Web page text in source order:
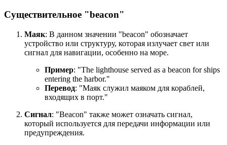
Существительное "beacon"
Маяк: В данном значении "beacon" обозначает
устройство или структуру, которая излучает свет или
сигнал для навигации, особенно на море.
Пример: "The lighthouse served as a beacon for ships
entering the harbor."
Перевод: "Маяк служил маяком для кораблей,
входящих в порт."
Сигнал: "Beacon" также может означать сигнал,
который используется для передачи информации или
предупреждения.